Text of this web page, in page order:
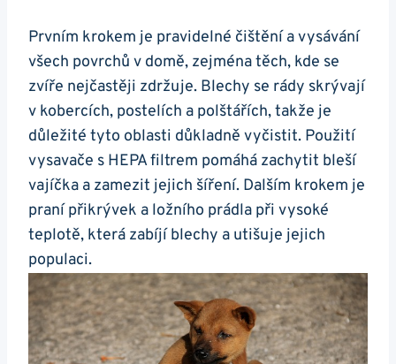
Prvním krokem je pravidelné čištění a vysávání
všech povrchů v domě, zejména těch, kde se
zvíře nejčastěji zdržuje. Blechy se rády skrývají
v kobercích, postelích a polštářích, takže je
důležité tyto oblasti důkladně vyčistit. Použití
vysavače s HEPA filtrem pomáhá zachytit bleší
vajíčka a zamezit jejich šíření. Dalším krokem je
praní přikrývek a ložního prádla při vysoké
teplotě, která zabíjí blechy a utišuje jejich
populaci.